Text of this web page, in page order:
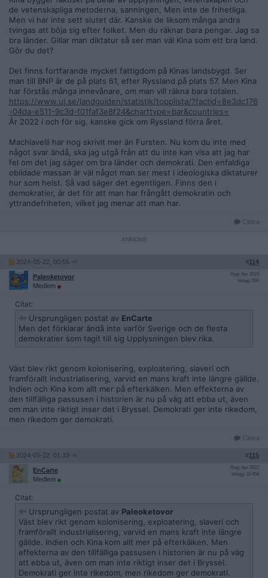
de vetenskapliga metoderna, sanningen, Men inte de frihetliga.
Men vi har inte sett slutet där. Kanske de liksom många andra
tvingas att böja sig efter folket. Men du räknar bara pengar. Jag sa
bra länder. Gillar man diktatur så ser man väl Kina som ett bra land.
Gör du det?
Det finns fortfarande mycket fattigdom på Kinas landsbygd. Ser
man till BNP är de på plats 61, efter Ryssland på plats 57. Men Kina
har förstås många innevånare, om man vill räkna bara totalen.
https://www.ui.se/landguiden/statistik/topplista/?factid=8e3dc176
-04da-e511-9c3d-f01faf3e8f24&charttype=bar&countries=
År 2022 i och för sig. kanske gick om Ryssland förra året.
Machiavelli har nog skrivit mer än Fursten. Nu kom du inte med
något svar ändå, ska jag utgå från att du inte kan visa att jag har
fel om det jag säger om bra länder och demokrati. Den enfaldiga
obildade massan är väl något man ser mest i ideologiska diktaturer
hur som helst. Så vad säger det egentligen. Finns den i
demokratier, är det för att man har frångått demokratin och
yttrandefriheten, vilket jag menar att man har.
Citera
2024-05-22, 00:55 #114
Paleoketovor
Medlem
Reg: Apr 2024
Inlägg: 594
Citat:
Ursprungligen postat av EnCarte
Men det förklarar ändå inte varför Sverige och de flesta
demokratier som tagit till sig Upplysningen blev rika.
Väst blev rikt genom kolonisering, exploatering, slaveri och
framförallt industrialisering, varvid en mans kraft inte längre gällde.
Indien och Kina kom allt mer på efterkälken. Men effekterna av
den tillfälliga passusen i historien är nu på väg att ebba ut, även
om man inte riktigt inser det i Bryssel. Demokrati ger inte rikedom,
men rikedom ger demokrati.
Citera
2024-05-22, 01:33 #115
EnCarte
Medlem
Reg: Apr 2022
Inlägg: 15 458
Citat:
Ursprungligen postat av Paleoketovor
Väst blev rikt genom kolonisering, exploatering, slaveri och
framförallt industrialisering, varvid en mans kraft inte längre
gällde. Indien och Kina kom allt mer på efterkälken. Men
effekterna av den tillfälliga passusen i historien är nu på väg
att ebba ut, även om man inte riktigt inser det i Bryssel.
Demokrati ger inte rikedom, men rikedom ger demokrati.